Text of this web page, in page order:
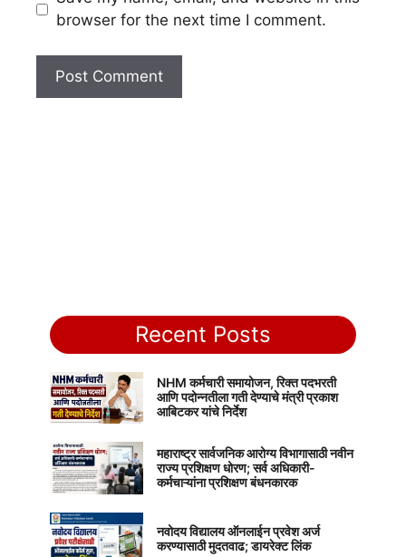
browser for the next time I comment.
Recent Posts
NHM कर्मचारी समायोजन, रिक्त पदभरती
आणि पदोन्नतीला गती देण्याचे मंत्री प्रकाश
आबिटकर यांचे निर्देश
महाराष्ट्र सार्वजनिक आरोग्य विभागासाठी नवीन
राज्य प्रशिक्षण धोरण; सर्व अधिकारी-
कर्मचाऱ्यांना प्रशिक्षण बंधनकारक
नवोदय विद्यालय ऑनलाईन प्रवेश अर्ज
करण्यासाठी मुदतवाढ; डायरेक्ट लिंक